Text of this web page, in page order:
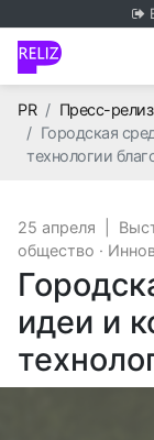
PRГлавная
Пресс-
Городская
технологии
25 апреля
общество ·
идеи и